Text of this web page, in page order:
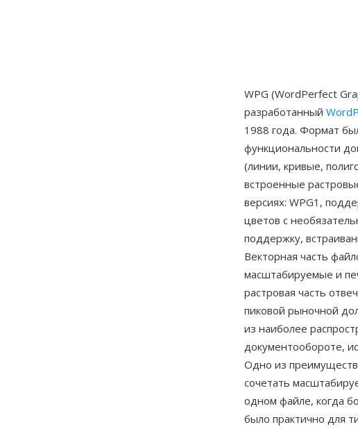
WPG (WordPerfect
разработанный
1988 года. Формат
функциональности
(линии, кривые,
встроенные
версиях: WPG1,
цветов с
поддержку,
Векторная часть
масштабируемые и
растровая часть
пиковой рыночной
из наиболее
документообороте,
Одно из
сочетать
одном файле, когда
было практично для